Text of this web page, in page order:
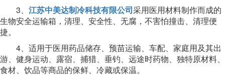
3、 江苏中美达制冷科技有限公司采用医用材料制作而成的
生物安全运输箱，清理、安全性、无腐，不害怕撞击、清理便
捷。
4、适用于医用药品储存、预苗运输、车配、家庭用及其出
游、健身运动、露宿、捕猎、垂钓、远途时药物、独特原材料、
食材、饮品等商品的保鲜、冷藏或保温。